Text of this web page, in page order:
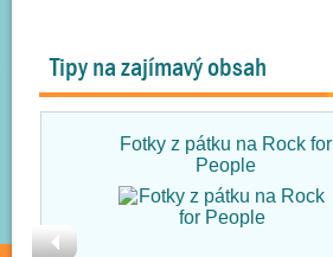
Tipy na zajímavý obsah
Fotky z pátku na Rock for
People